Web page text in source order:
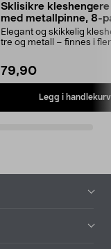
Sklisikre
med metallpinne, 8-
Elegant og skikkelig
tre og metall – finnes i
79,90
Legg i handlekurv